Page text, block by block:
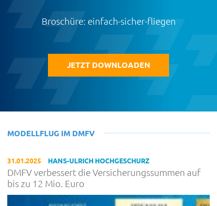
Broschüre: einfach-sicher-fliegen
JETZT DOWNLOADEN
MODELLFLUG IM DMFV
31.01.2025 HANS-ULRICH HOCHGESCHURZ
DMFV verbessert die Versicherungssummen auf
bis zu 12 Mio. Euro